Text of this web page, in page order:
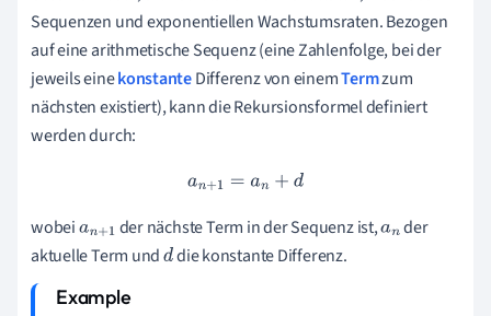
Sequenzen und exponentiellen Wachstumsraten. Bezogen
auf eine arithmetische Sequenz (eine Zahlenfolge, bei der
jeweils einekonstanteDifferenz von einemTermzum
nächsten existiert), kann die Rekursionsformel definiert
werden durch:
an +1= an+d
wobeian+1 der nächste Term in der Sequenz ist,ander
aktuelle Term undddie konstante Differenz.